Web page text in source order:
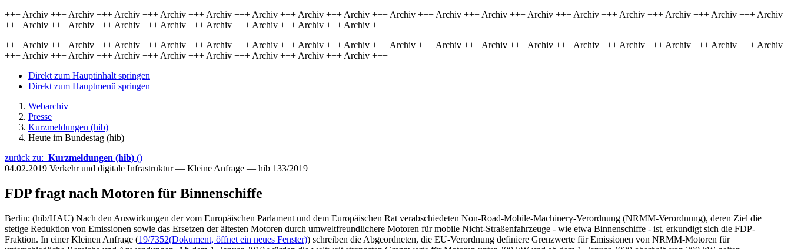
+++ Archiv +++ Archiv +++ Archiv +++ Archiv +++ Archiv +++ Archiv +++ Archiv +++ Archiv +++ Archiv +++ Archiv +++ Archiv +++ Archiv +++ Archiv +++ Archiv +++ Archiv +++ Archiv +++ Archiv
+++ Archiv +++ Archiv +++ Archiv +++ Archiv +++ Archiv +++ Archiv +++ Archiv +++ Archiv +++
+++ Archiv +++ Archiv +++ Archiv +++ Archiv +++ Archiv +++ Archiv +++ Archiv +++ Archiv +++ Archiv +++ Archiv +++ Archiv +++ Archiv +++ Archiv +++ Archiv +++ Archiv +++ Archiv +++ Archiv
+++ Archiv +++ Archiv +++ Archiv +++ Archiv +++ Archiv +++ Archiv +++ Archiv +++ Archiv +++
Direkt zum Hauptinhalt springen
Direkt zum Hauptmenü springen
Webarchiv
Presse
Kurzmeldungen (hib)
Heute im Bundestag (hib)
zurück zu: Kurzmeldungen (hib) ()
04.02.2019 Verkehr und digitale Infrastruktur — Kleine Anfrage — hib 133/2019
FDP fragt nach Motoren für Binnenschiffe
Berlin: (hib/HAU) Nach den Auswirkungen der vom Europäischen Parlament und dem Europäischen Rat verabschiedeten Non-Road-Mobile-Machinery-Verordnung (NRMM-Verordnung), deren Ziel die
stetige Reduktion von Emissionen sowie das Ersetzen der ältesten Motoren durch umweltfreundlichere Motoren für mobile Nicht-Straßenfahrzeuge - wie etwa Binnenschiffe - ist, erkundigt sich die FDP-
Fraktion. In einer Kleinen Anfrage (19/7352(Dokument, öffnet ein neues Fenster)) schreiben die Abgeordneten, die EU-Verordnung definiere Grenzwerte für Emissionen von NRMM-Motoren für